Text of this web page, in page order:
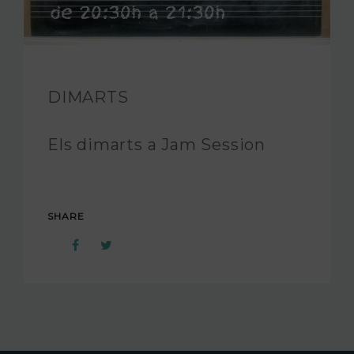
FUNDACIÓ JAM
CONTACTA’NS
DIMARTS
Els dimarts a Jam Session
SHARE